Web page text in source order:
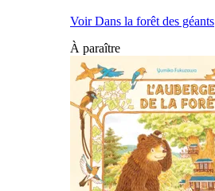
Voir Dans la forêt des géants
À paraître